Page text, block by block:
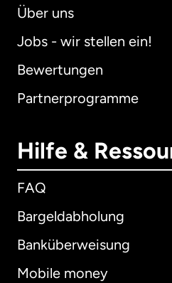
Über uns
Jobs - wir stellen ein!
Bewertungen
Partnerprogramme
Hilfe &
FAQ
Bargeldabholung
Banküberweisung
Mobile money